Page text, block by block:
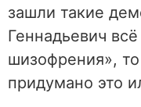
зашли такие
Геннадьевич
шизофрения»,
придумано это